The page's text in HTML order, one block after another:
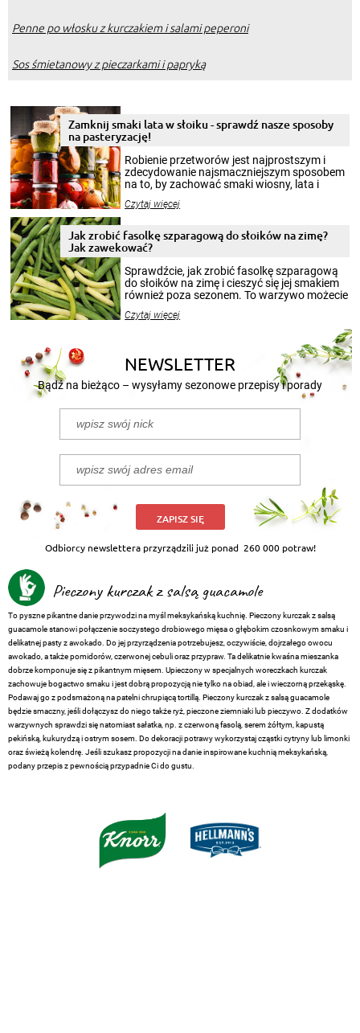
Penne po włosku z kurczakiem i salami peperoni
Sos śmietanowy z pieczarkami i papryką
Zamknij smaki lata w słoiku - sprawdź nasze sposoby
na pasteryzację!
Robienie przetworów jest najprostszym i
zdecydowanie najsmaczniejszym sposobem
na to, by zachować smaki wiosny, lata i
krajobrazów, by cieszyć nimi oko w sezonie
pełni poczuć atmosferę cieplejszych
miesięcy. Przygotowanie słoików ze
smakowitą zawartością musi obejmować
patenty, które pozwolą zachować świeżość
przetworów.
Czytaj więcej
Jak zrobić fasolkę szparagową do słoików na zimę?
Jak zawekować?
Sprawdźcie, jak zrobić fasolkę szparagową
do słoików na zimę i cieszyć się jej smakiem
również poza sezonem. To warzywo możecie
nasze propozycje!
Czytaj więcej
NEWSLETTER
Bądź na bieżąco – wysyłamy sezonowe przepisy i porady
ZAPISZ SIĘ
Odbiorcy newslettera przyrządzili już ponad 260 000 potraw!
Pieczony kurczak z salsą guacamole
To pyszne pikantne danie przywodzi na myśl meksykańską kuchnię. Pieczony kurczak z salsą
guacamole stanowi połączenie soczystego drobiowego mięsa o głębokim czosnkowym smaku i
delikatnej pasty z awokado. Do jej przyrządzenia potrzebujesz, oczywiście, dojrzałego owocu
awokado, a także pomidorów, czerwonej cebuli oraz przypraw. Ta delikatnie kwaśna mieszanka
dobrze komponuje się z pikantnym mięsem. Upieczony w specjalnych woreczkach kurczak
zachowuje bogactwo smaku i jest dobrą propozycją nie tylko na obiad, ale i wieczorną przekąskę.
Podawaj go z podsmażoną na patelni chrupiącą tortillą. Pieczony kurczak z salsą guacamole
będzie smaczny, jeśli dołączysz do niego także ryż, pieczone ziemniaki lub pieczywo. Z dodatków
warzywnych sprawdzi się natomiast sałatka, np. z czerwoną fasolą, serem żółtym, kapustą
pekińską, kukurydzą i ostrym sosem. Do dekoracji potrawy wykorzystaj cząstki cytryny lub limonki
oraz świeżą kolendrę. Jeśli szukasz propozycji na danie inspirowane kuchnią meksykańską,
podany przepis z pewnością przypadnie Ci do gustu.